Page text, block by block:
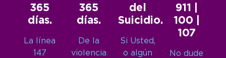
365
días.
La línea
147
365
días.
De la
violencia
del
Suicidio.
Si Usted,
o algún
911 |
100 |
107
No dude